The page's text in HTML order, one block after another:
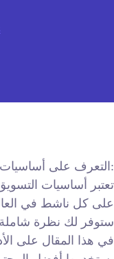
التعرف على أساسيات التسويق الرقمي:
تعتبر أساسيات
على كل ناشط في
ستوفر لك نظرة
في هذا المقال على